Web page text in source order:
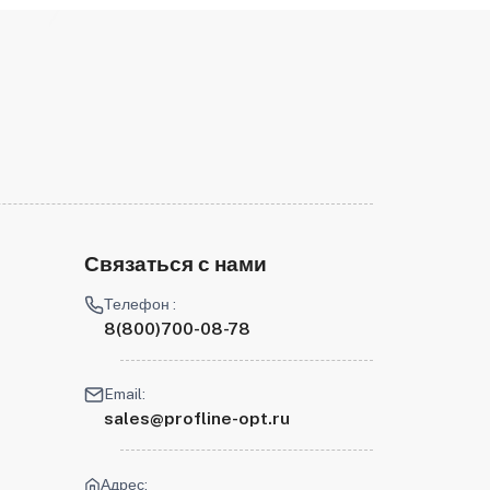
Связаться с нами
Телефон :
8(800)700-08-78
Email:
sales@profline-opt.ru
Адрес: